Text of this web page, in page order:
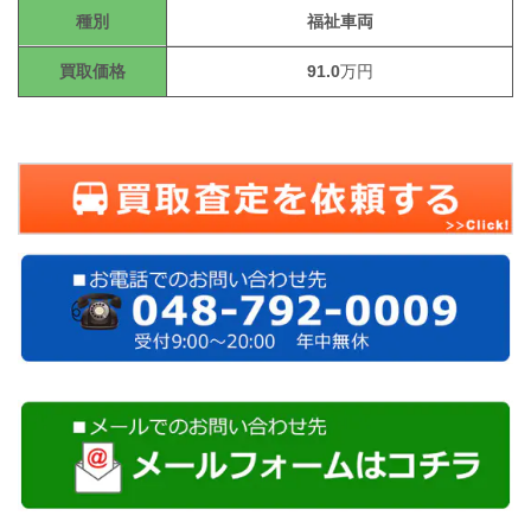
種別 福祉車両
買取価格 91.0万円